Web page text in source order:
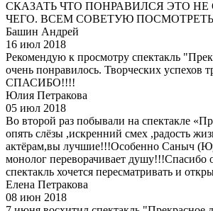
СКАЗАТЬ ЧТО ПОНРАВИЛСЯ ЭТО НЕ
ЧЕГО. ВСЕМ СОВЕТУЮ
Башин Андрей
16 июл 2018
Рекомендую к просмотру спектакль
очень понравилось. Творческих успехов
СПАСИБО!!!!
Юлия Петракова
05 июл 2018
Во второй раз побывали на спектакле
опять слёзы ,искренний смех ,радость
актёрам,вы лучшие!!!Особенно Саныч
монолог переворачивает душу!!!Спасибо
спектакль хочется пересматривать и
Елена Петракова
08 июн 2018